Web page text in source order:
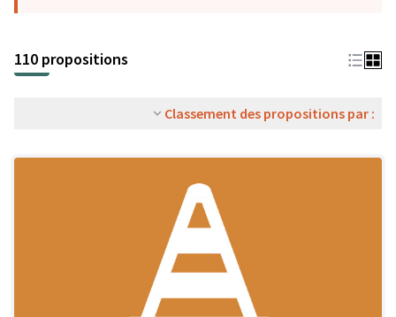
110 propositions
Classement des propositions par :